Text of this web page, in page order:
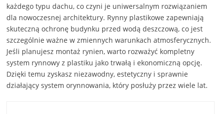
każdego typu dachu, co czyni je uniwersalnym rozwiązaniem
dla nowoczesnej architektury. Rynny plastikowe zapewniają
skuteczną ochronę budynku przed wodą deszczową, co jest
szczególnie ważne w zmiennych warunkach atmosferycznych.
Jeśli planujesz montaż rynien, warto rozważyć kompletny
system rynnowy z plastiku jako trwałą i ekonomiczną opcję.
Dzięki temu zyskasz niezawodny, estetyczny i sprawnie
działający system orynnowania, który posłuży przez wiele lat.